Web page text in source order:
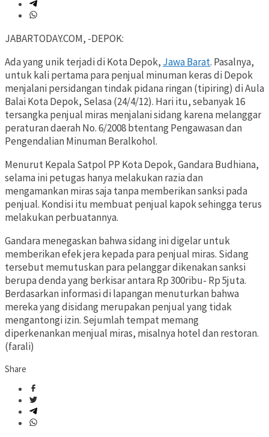
JABARTODAY.COM, -DEPOK:
Ada yang unik terjadi di Kota Depok, Jawa Barat. Pasalnya,
untuk kali pertama para penjual minuman keras di Depok
menjalani persidangan tindak pidana ringan (tipiring) di Aula
Balai Kota Depok, Selasa (24/4/12). Hari itu, sebanyak 16
tersangka penjual miras menjalani sidang karena melanggar
peraturan daerah No. 6/2008 btentang Pengawasan dan
Pengendalian Minuman Beralkohol.
Menurut Kepala Satpol PP Kota Depok, Gandara Budhiana,
selama ini petugas hanya melakukan razia dan
mengamankan miras saja tanpa memberikan sanksi pada
penjual. Kondisi itu membuat penjual kapok sehingga terus
melakukan perbuatannya.
Gandara menegaskan bahwa sidang ini digelar untuk
memberikan efek jera kepada para penjual miras. Sidang
tersebut memutuskan para pelanggar dikenakan sanksi
berupa denda yang berkisar antara Rp 300ribu- Rp 5juta.
Berdasarkan informasi di lapangan menuturkan bahwa
mereka yang disidang merupakan penjual yang tidak
mengantongi izin. Sejumlah tempat memang
diperkenankan menjual miras, misalnya hotel dan restoran.
(farali)
Share